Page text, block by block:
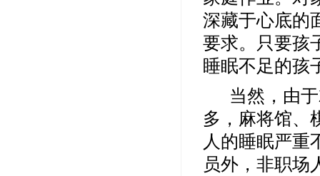
深藏于心底的
要求。只要孩
睡眠不足的孩
当然，由
多，麻将馆、
人的睡眠严重
员外，非职场